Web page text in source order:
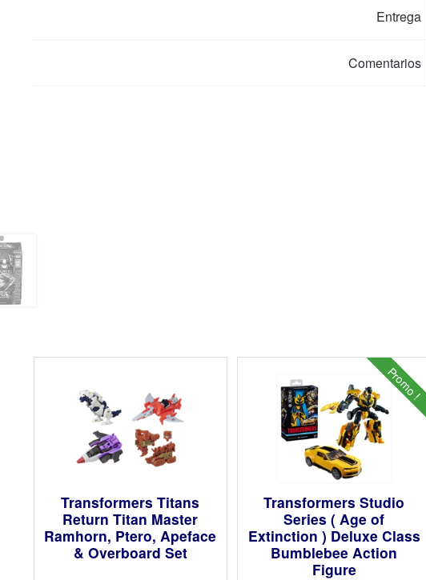
Entrega
Comentarios
Transformers Titans
Return Titan Master
Ramhorn, Ptero, Apeface
& Overboard Set
Promo !
Transformers Studio
Series ( Age of
Extinction ) Deluxe Class
Bumblebee Action
Figure